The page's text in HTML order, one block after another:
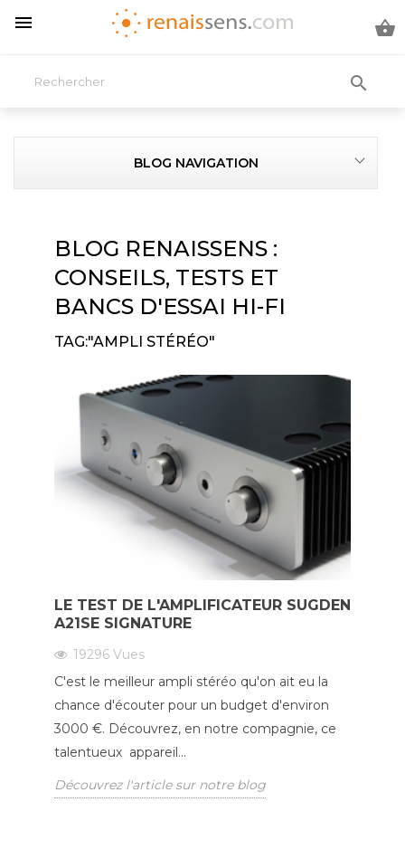
 

BLOG NAVIGATION
BLOG RENAISSENS :
CONSEILS, TESTS ET
BANCS D'ESSAI HI-FI
TAG:"AMPLI STÉRÉO"
LE TEST DE L'AMPLIFICATEUR SUGDEN
A21SE SIGNATURE
19296 Vues
C'est le meilleur ampli stéréo qu'on ait eu la
chance d'écouter pour un budget d'environ
3000 €. Découvrez, en notre compagnie, ce
talentueux appareil...
Découvrez l'article sur notre blog